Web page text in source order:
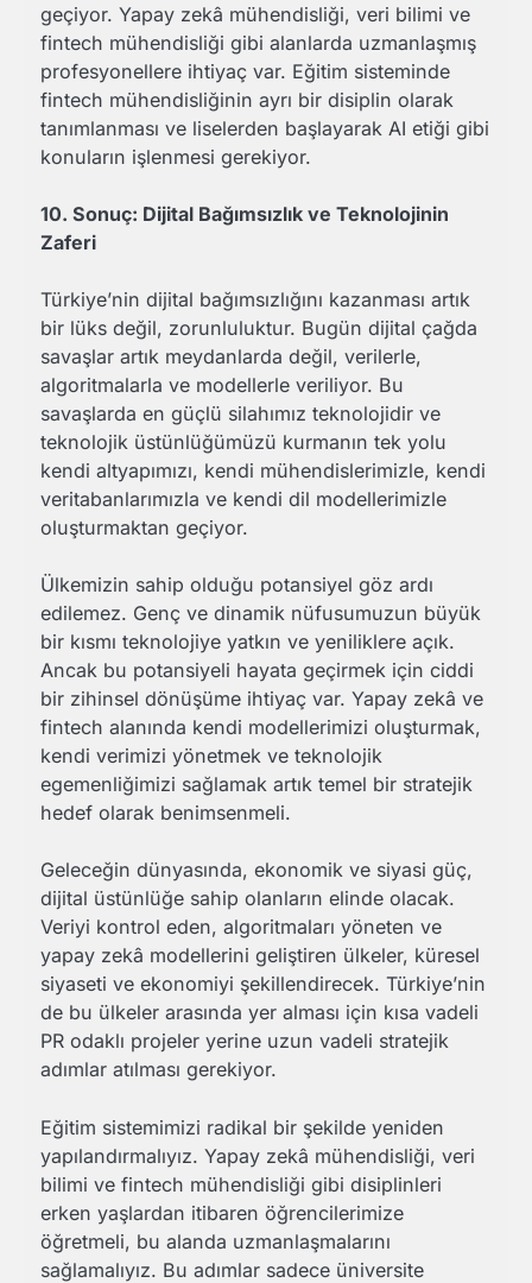
geçiyor. Yapay zekâ mühendisliği, veri bilimi ve
fintech mühendisliği gibi alanlarda uzmanlaşmış
profesyonellere ihtiyaç var. Eğitim sisteminde
fintech mühendisliğinin ayrı bir disiplin olarak
tanımlanması ve liselerden başlayarak AI etiği gibi
konuların işlenmesi gerekiyor.
10. Sonuç: Dijital Bağımsızlık ve Teknolojinin
Zaferi
Türkiye’nin dijital bağımsızlığını kazanması artık
bir lüks değil, zorunluluktur. Bugün dijital çağda
savaşlar artık meydanlarda değil, verilerle,
algoritmalarla ve modellerle veriliyor. Bu
savaşlarda en güçlü silahımız teknolojidir ve
teknolojik üstünlüğümüzü kurmanın tek yolu
kendi altyapımızı, kendi mühendislerimizle, kendi
veritabanlarımızla ve kendi dil modellerimizle
oluşturmaktan geçiyor.
Ülkemizin sahip olduğu potansiyel göz ardı
edilemez. Genç ve dinamik nüfusumuzun büyük
bir kısmı teknolojiye yatkın ve yeniliklere açık.
Ancak bu potansiyeli hayata geçirmek için ciddi
bir zihinsel dönüşüme ihtiyaç var. Yapay zekâ ve
fintech alanında kendi modellerimizi oluşturmak,
kendi verimizi yönetmek ve teknolojik
egemenliğimizi sağlamak artık temel bir stratejik
hedef olarak benimsenmeli.
Geleceğin dünyasında, ekonomik ve siyasi güç,
dijital üstünlüğe sahip olanların elinde olacak.
Veriyi kontrol eden, algoritmaları yöneten ve
yapay zekâ modellerini geliştiren ülkeler, küresel
siyaseti ve ekonomiyi şekillendirecek. Türkiye’nin
de bu ülkeler arasında yer alması için kısa vadeli
PR odaklı projeler yerine uzun vadeli stratejik
adımlar atılması gerekiyor.
Eğitim sistemimizi radikal bir şekilde yeniden
yapılandırmalıyız. Yapay zekâ mühendisliği, veri
bilimi ve fintech mühendisliği gibi disiplinleri
erken yaşlardan itibaren öğrencilerimize
öğretmeli, bu alanda uzmanlaşmalarını
sağlamalıyız. Bu adımlar sadece üniversite